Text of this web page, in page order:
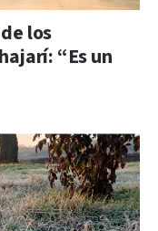
los
“Es un